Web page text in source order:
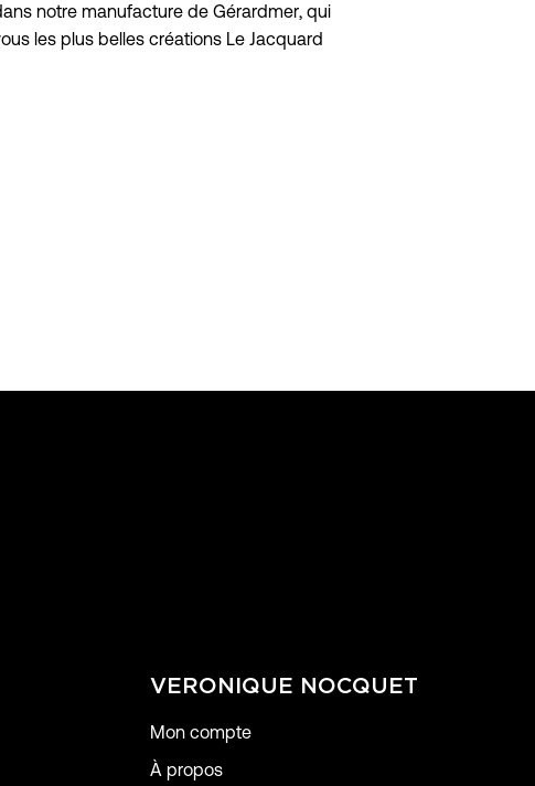
notre manufacture de Gérardmer, qui
les plus belles créations Le Jacquard
VERONIQUE NOCQUET
Mon compte
À propos